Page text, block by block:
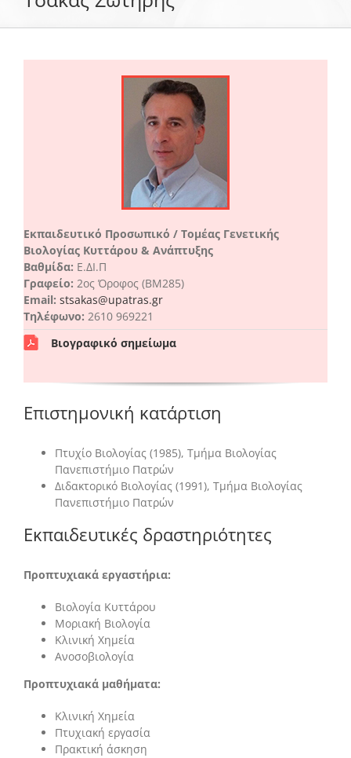
Μεταπτυχιακές Σπουδές
Προσωπικό
Ανακοινώσεις
Εκπαιδευτικό Προσωπικό / Τομέας Γενετικής
Βιολογίας Κυττάρου & Ανάπτυξης
Βαθμίδα: Ε.ΔΙ.Π
Γραφείο: 2ος Όροφος (ΒΜ285)
Email: stsakas@upatras.gr
Τηλέφωνο: 2610 969221
Βιογραφικό σημείωμα
Επιστημονική κατάρτιση
Πτυχίο Βιολογίας (1985), Τμήμα Βιολογίας
Πανεπιστήμιο Πατρών
Διδακτορικό Βιολογίας (1991), Τμήμα Βιολογίας
Πανεπιστήμιο Πατρών
Εκπαιδευτικές δραστηριότητες
Προπτυχιακά εργαστήρια:
Βιολογία Κυττάρου
Μοριακή Βιολογία
Κλινική Χημεία
Ανοσοβιολογία
Προπτυχιακά μαθήματα:
Κλινική Χημεία
Πτυχιακή εργασία
Πρακτική άσκηση